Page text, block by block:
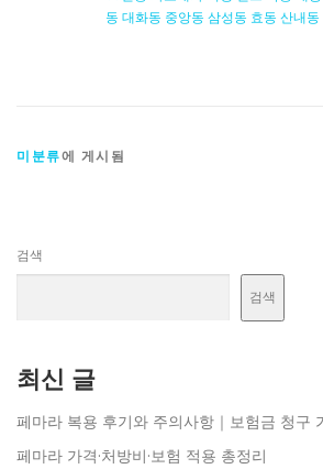
동 대화동 중앙동 삼성동 효동 산내
미분류에 게시됨
검색
검색
최신 글
페마라 복용 후기와 주의사항｜보험금 청구
페마라 가격·처방비·보험 적용 총정리